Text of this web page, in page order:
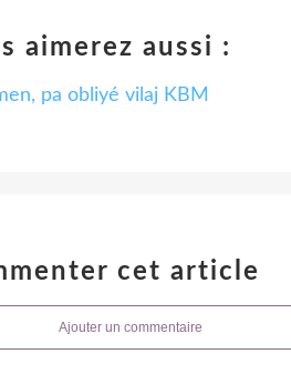
aimerez aussi :
cet article
Ajouter un commentaire